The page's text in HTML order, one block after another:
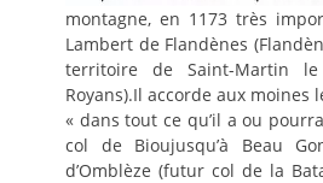
montagne, en 1173 très
Lambert de Flandènes
territoire de Saint-Martin
Royans).Il accorde aux moines
« dans tout ce qu’il a ou
col de Bioujusqu’à Beau
d’Omblèze (futur col de la